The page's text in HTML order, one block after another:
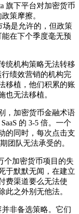
旗下平台对加密货币
策摩擦。
场是允许的，但政策
在下个季度毫无预
统机构策略无法转移
行绩效营销的机构完
移植，他们积累的账
也无法移植。
，加密货币金融术语
的 3-5 倍。一个
的同时，每次点击支
团队无法承受的。
个加密货币项目的失
于默默无闻，在建立
费渠道要么无法使
此之外别无他法。
非备选策略。它们